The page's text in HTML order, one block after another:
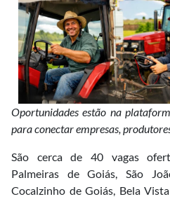
Oportunidades estão na
para conectar empresas,
São cerca de 40 vagas
Palmeiras de Goiás, São
Cocalzinho de Goiás, Bela